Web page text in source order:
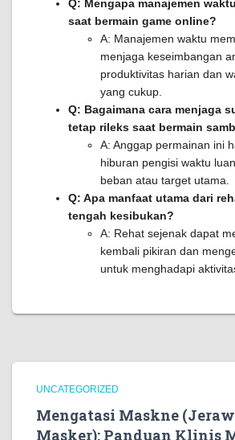
Q: Mengapa manajemen
saat bermain game online?
A: Manajemen waktu
menjaga keseimbangan
produktivitas harian dan
yang cukup.
Q: Bagaimana cara menjaga
tetap rileks saat bermain
A: Anggap permainan ini
hiburan pengisi waktu
beban atau target utama.
Q: Apa manfaat utama dari
tengah kesibukan?
A: Rehat sejenak dapat
kembali pikiran dan
untuk menghadapi
UNCATEGORIZED
Mengatasi Maskne
Masker): Panduan Klinis